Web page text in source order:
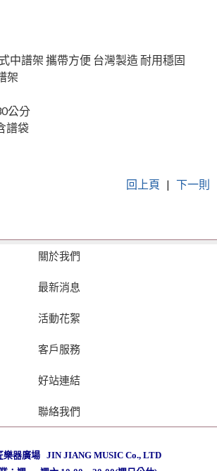
中譜架 攜帶方便 台灣製造 耐用穩固
架
公分
譜袋
回上頁 | 下一則
關於我們
最新消息
活動花絮
客戶服務
好站連結
聯絡我們
樂器廣場 JIN JIANG MUSIC Co., LTD